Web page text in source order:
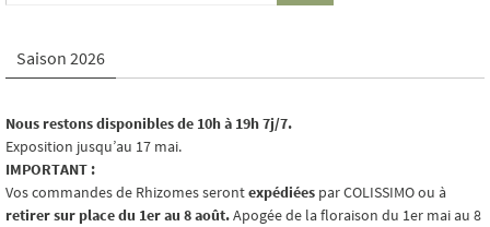
Saison 2026
Nous restons disponibles de 10h à 19h 7j/7.
Exposition jusqu’au 17 mai.
IMPORTANT :
Vos commandes de Rhizomes serontexpédiées par COLISSIMO ou à
retirer sur place du 1er au 8 août.Apogée de la floraison du 1er mai au 8